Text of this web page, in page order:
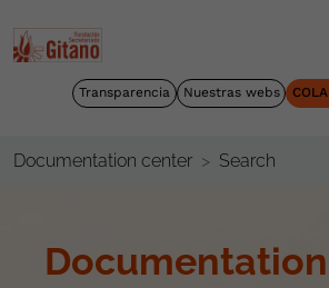
Transparencia Nuestras webs
Documentation center Search